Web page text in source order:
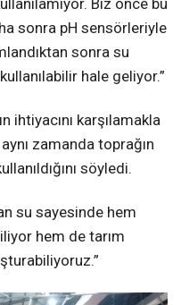
sonra pH sensörleriyle
sonra su
hale geliyor.”
ihtiyacını karşılamakla
zamanda toprağın
söyledi.
su sayesinde hem
hem de tarım